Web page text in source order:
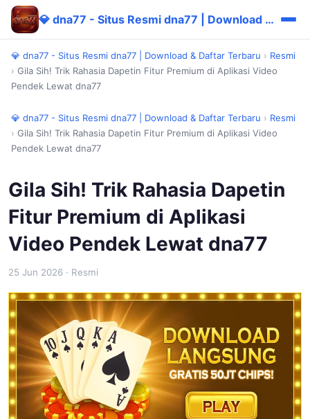
💎 dna77 - Situs Resmi dna77 | Download & Daftar Terbaru
💎 dna77 - Situs Resmi dna77 | Download & Daftar Terbaru › Resmi
› Gila Sih! Trik Rahasia Dapetin Fitur Premium di Aplikasi Video
Pendek Lewat dna77
💎 dna77 - Situs Resmi dna77 | Download & Daftar Terbaru › Resmi
› Gila Sih! Trik Rahasia Dapetin Fitur Premium di Aplikasi Video
Pendek Lewat dna77
Gila Sih! Trik Rahasia Dapetin
Fitur Premium di Aplikasi
Video Pendek Lewat dna77
25 Jun 2026 · Resmi